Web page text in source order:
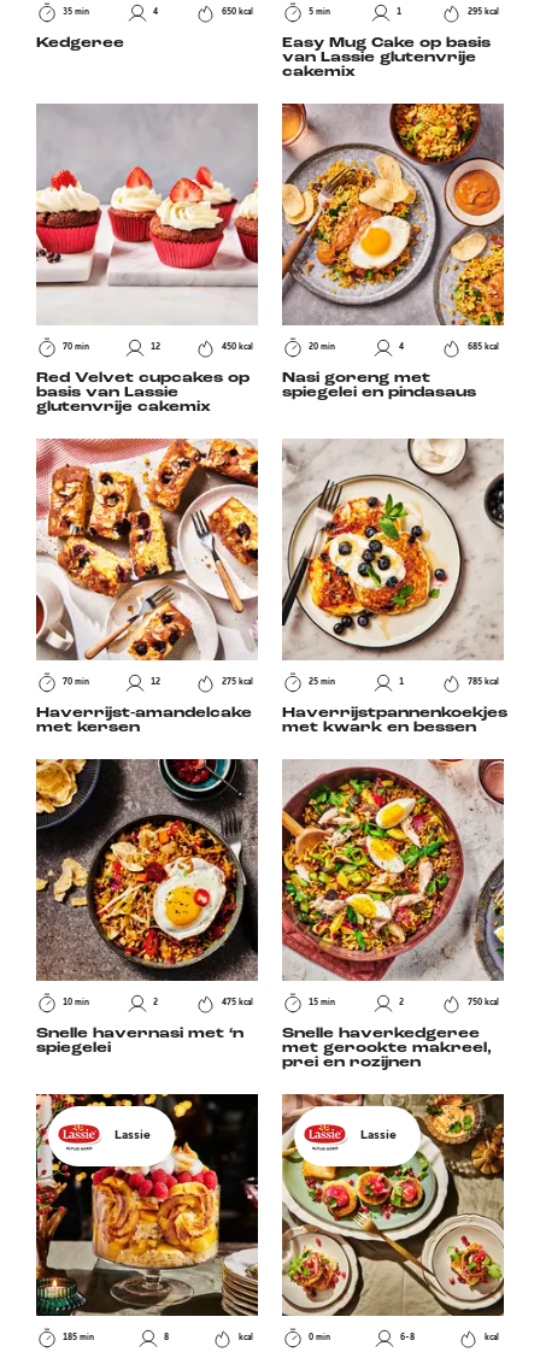
35 min 4 650 kcal
Kedgeree
5 min 1 295 kcal
Easy Mug Cake op basis
van Lassie glutenvrije
cakemix
70 min 12 450 kcal
Red Velvet cupcakes op
basis van Lassie
glutenvrije cakemix
20 min 4 685 kcal
Nasi goreng met
spiegelei en pindasaus
70 min 12 275 kcal
Haverrijst-amandelcake
met kersen
25 min 1 785 kcal
Haverrijstpannenkoekjes
met kwark en bessen
10 min 2 475 kcal
Snelle havernasi met ‘n
spiegelei
15 min 2 750 kcal
Snelle haverkedgeree
met gerookte makreel,
prei en rozijnen
Lassie
185 min 8 kcal
Lassie
0 min 6-8 kcal